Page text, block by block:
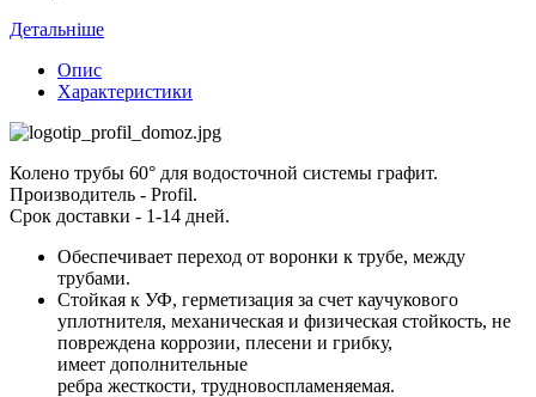
Детальніше
Опис
Характеристики
Колено трубы 60° для водосточной системы графит.
Производитель - Profil.
Срок доставки - 1-14 дней.
Обеспечивает переход от воронки к трубе, между
трубами.
Стойкая к УФ, герметизация за счет каучукового
уплотнителя, механическая и физическая стойкость, не
повреждена коррозии, плесени и грибку,
имеет дополнительные
ребра жесткости, трудновоспламеняемая.